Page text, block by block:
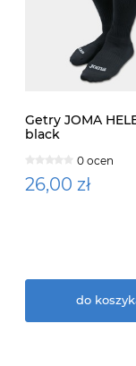
Getry JOMA
black
0 ocen
26,00 zł
do